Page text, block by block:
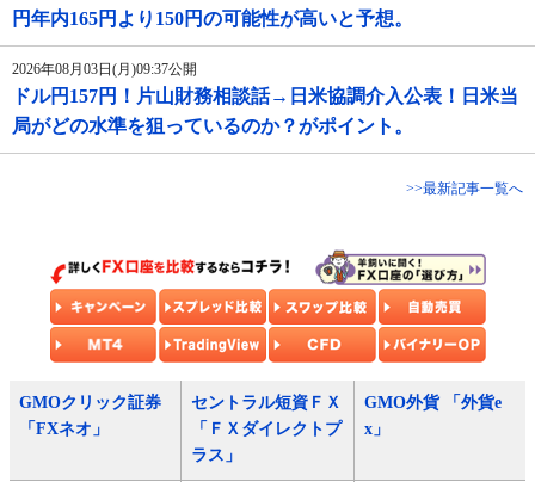
円年内165円より150円の可能性が高いと予想。
2026年08月03日(月)09:37公開
ドル円157円！片山財務相談話→日米協調介入公表！日米当
局がどの水準を狙っているのか？がポイント。
>>最新記事一覧へ
GMOクリック証券
「FXネオ」
セントラル短資ＦＸ
「ＦＸダイレクトプ
ラス」
GMO外貨 「外貨e
x」